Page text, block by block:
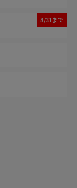
8/31まで